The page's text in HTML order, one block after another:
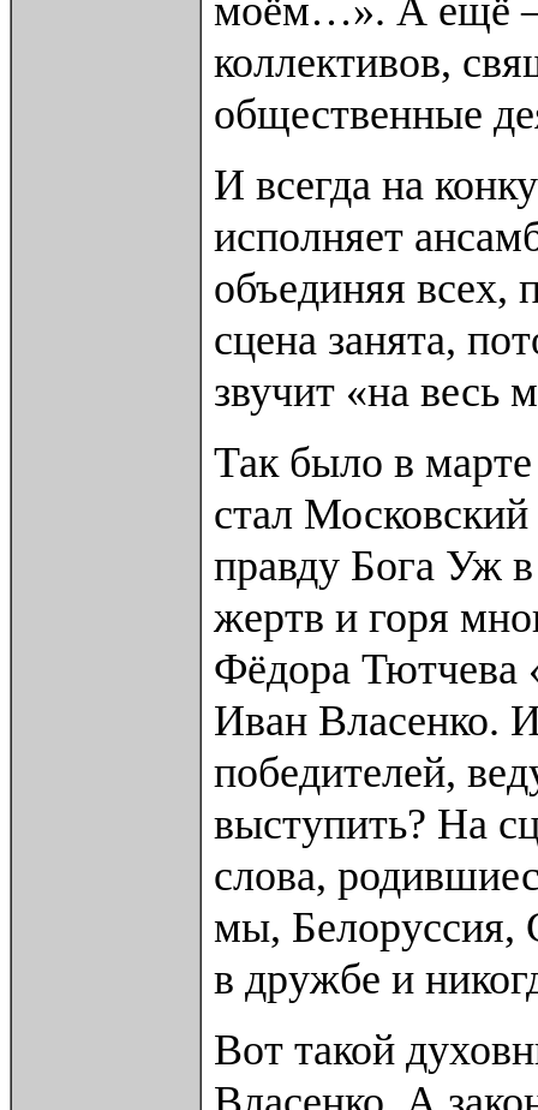
моём…». А ещё –
коллективов,
общественные
И всегда на
исполняет
объединяя всех,
сцена занята,
звучит «на весь
Так было в марте
стал
правду Бога Уж
жертв и горя
Фёдора Тютчева
Иван Власенко.
победителей,
выступить? На
слова,
мы, Белоруссия,
в дружбе и
Вот такой